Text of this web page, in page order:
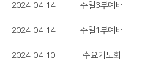
2024-04-14 주일3부예배
2024-04-14 주일1부예배
2024-04-10 수요기도회